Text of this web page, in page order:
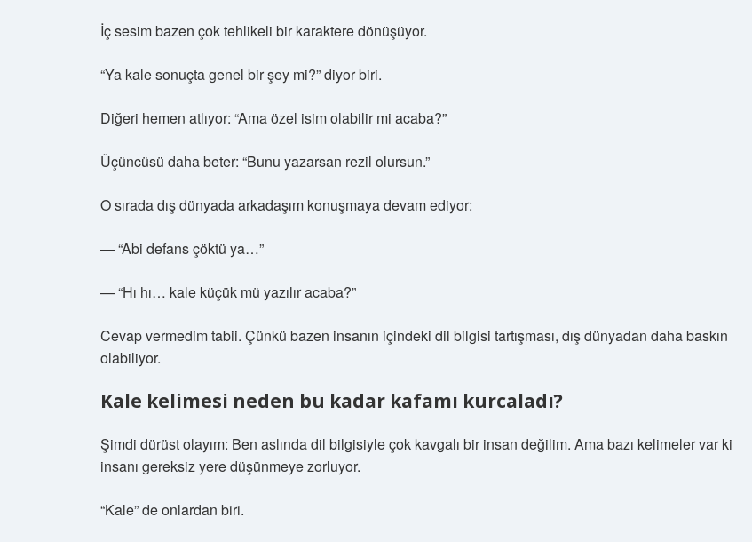
İç sesim bazen çok tehlikeli bir karaktere dönüşüyor.
“Ya kale sonuçta genel bir şey mi?” diyor biri.
Diğeri hemen atlıyor: “Ama özel isim olabilir mi acaba?”
Üçüncüsü daha beter: “Bunu yazarsan rezil olursun.”
O sırada dış dünyada arkadaşım konuşmaya devam ediyor:
— “Abi defans çöktü ya…”
— “Hı hı… kale küçük mü yazılır acaba?”
Cevap vermedim tabii. Çünkü bazen insanın içindeki dil bilgisi tartışması, dış dünyadan daha baskın
olabiliyor.
Kale kelimesi neden bu kadar kafamı kurcaladı?
Şimdi dürüst olayım: Ben aslında dil bilgisiyle çok kavgalı bir insan değilim. Ama bazı kelimeler var ki
insanı gereksiz yere düşünmeye zorluyor.
“Kale” de onlardan biri.